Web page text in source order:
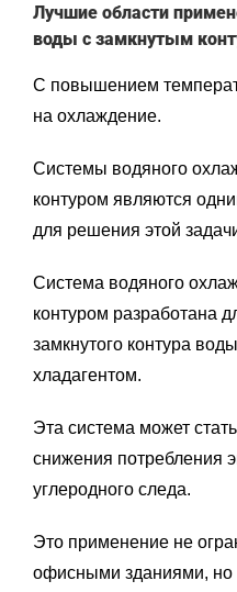
Лучшие области
воды с замкнутым
С повышением
на охлаждение.
Системы водяного
контуром являются
для решения этой
Система водяного
контуром разработана
замкнутого контура
хладагентом.
Эта система может
снижения потребления
углеродного следа.
Это применение не
офисными зданиями, но